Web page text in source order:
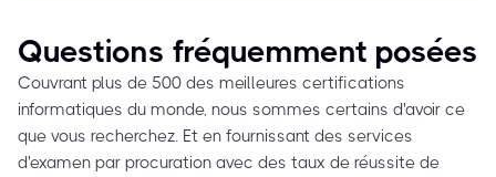
Questions fréquemment posées
Couvrant plus de 500 des meilleures certifications
informatiques du monde, nous sommes certains d'avoir ce
que vous recherchez. Et en fournissant des services
d'examen par procuration avec des taux de réussite de